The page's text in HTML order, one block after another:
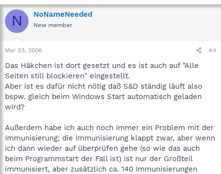
N NoNameNeeded
New member
Mar 23, 2006 #4
Das Häkchen ist dort gesetzt und es ist auch auf "Alle
Seiten still blockieren" eingestellt.
Aber ist es dafür nicht nötig daß S&D ständig läuft also
bspw. gleich beim Windows Start automatisch geladen
wird?
Außerdem habe ich auch noch immer ein Problem mit der
Immunisierung; die Immunisierung klappt zwar, aber wenn
ich dann wieder auf überprüfen gehe (so wie das auch
beim Programmstart der Fall ist) ist nur der Großteil
immunisiert, aber zusätzlich ca. 140 Immunisierungen